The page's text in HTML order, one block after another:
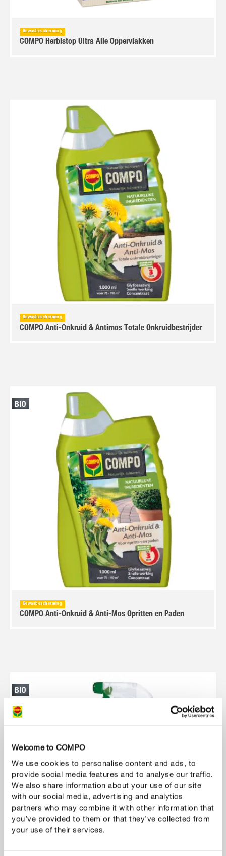
Welcome to COMPO
We use cookies to personalise content and ads, to
provide social media features and to analyse our traffic.
We also share information about your use of our site
with our social media, advertising and analytics
partners who may combine it with other information that
you’ve provided to them or that they’ve collected from
your use of their services.
Gewasbescherming
COMPO Herbistop Ultra Alle Oppervlakken
Gewasbescherming
COMPO Anti-Onkruid & Antimos Totale Onkruidbestrijder
Gewasbescherming
COMPO Anti-Onkruid & Anti-Mos Opritten en Paden